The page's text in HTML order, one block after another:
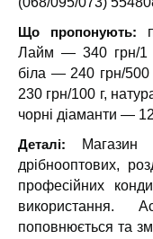
Що пропонують:
Лайм — 340 грн/1
біла — 240 грн/
230 грн/100 г,
чорні діаманти —
Деталі:
Магазин
дрібнооптових,
професійних
використання.
поповнюється та